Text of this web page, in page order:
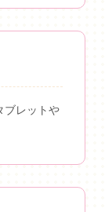
ブレットや